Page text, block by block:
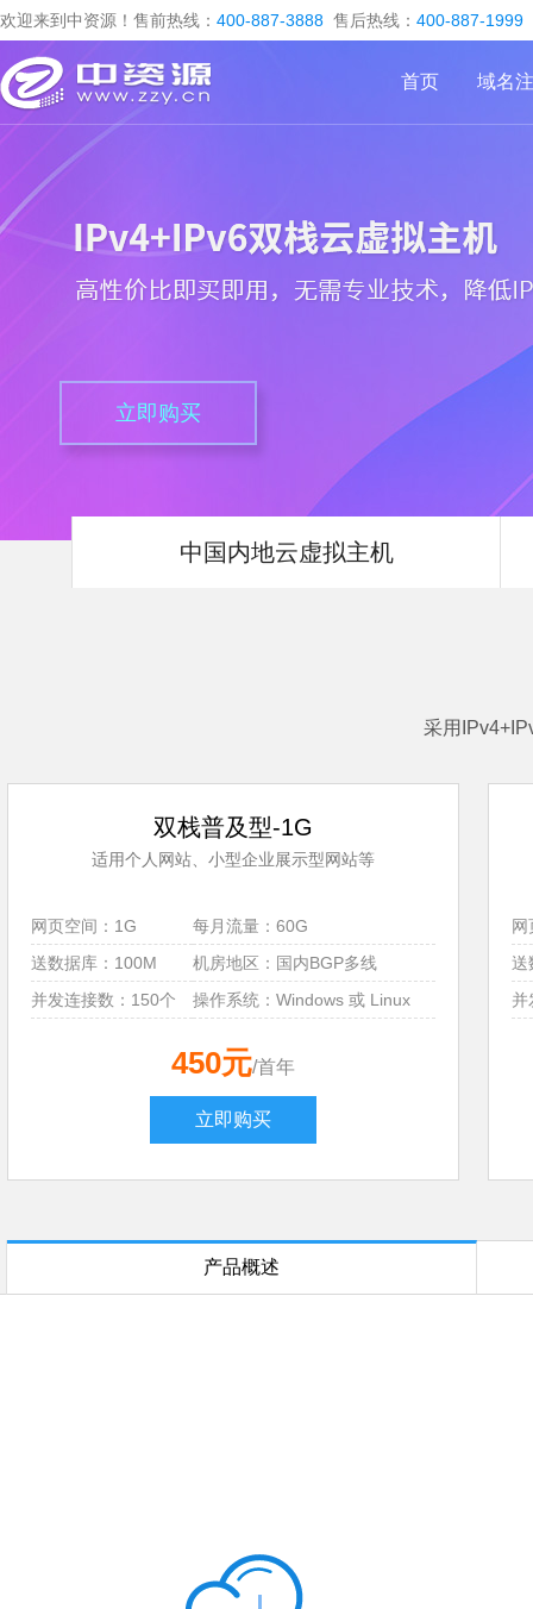
欢迎来到中资源！售前热线： 400-887-3888 售后热线： 400-887-1999
域名
首页
立即购买
立即购买
中国内地云虚拟主机
采用
双栈普及型-1G
适用个人网站、小型企业展示型网站等
网页空间：1G
每月流量：60G
送数据库：100M
机房地区：国内BGP多线
并发连接数：150个
操作系统：Windows 或 Linux
450元/首年
立即购买
送
并
产品概述